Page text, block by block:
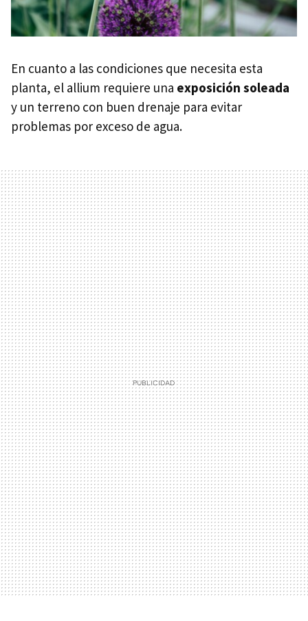
En cuanto a las condiciones que necesita esta
planta, el allium requiere una exposición soleada
y un terreno con buen drenaje para evitar
problemas por exceso de agua.